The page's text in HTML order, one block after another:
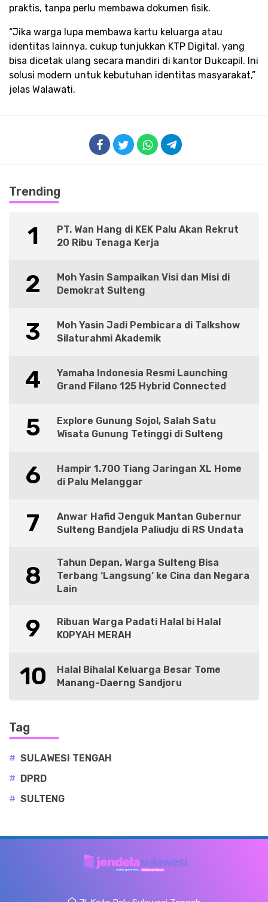
praktis, tanpa perlu membawa dokumen fisik.
“Jika warga lupa membawa kartu keluarga atau
identitas lainnya, cukup tunjukkan KTP Digital, yang
bisa dicetak ulang secara mandiri di kantor Dukcapil. Ini
solusi modern untuk kebutuhan identitas masyarakat,”
jelas Walawati.
Trending
1
PT. Wan Hang di KEK Palu Akan Rekrut
20 Ribu Tenaga Kerja
2
Moh Yasin Sampaikan Visi dan Misi di
Demokrat Sulteng
3
Moh Yasin Jadi Pembicara di Talkshow
Silaturahmi Akademik
4
Yamaha Indonesia Resmi Launching
Grand Filano 125 Hybrid Connected
5
Explore Gunung Sojol, Salah Satu
Wisata Gunung Tetinggi di Sulteng
6
Hampir 1.700 Tiang Jaringan XL Home
di Palu Melanggar
7
Anwar Hafid Jenguk Mantan Gubernur
Sulteng Bandjela Paliudju di RS Undata
8
Tahun Depan, Warga Sulteng Bisa
Terbang ‘Langsung’ ke Cina dan Negara
Lain
9
Ribuan Warga Padati Halal bi Halal
KOPYAH MERAH
10
Halal Bihalal Keluarga Besar Tome
Manang-Daerng Sandjoru
Tag
# SULAWESI TENGAH
# DPRD
# SULTENG